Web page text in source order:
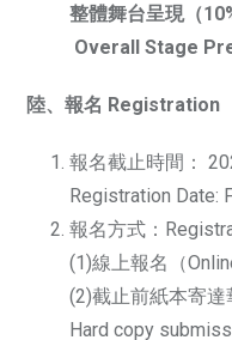
整體舞台呈現（
Overall Stage
陸、報名 Registration
報名截止時間：
Registration Date:
報名方式：
(1)線上報名（
(2)截止前紙本寄達
Hard copy